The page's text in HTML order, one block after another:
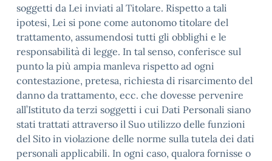
soggetti da Lei inviati al Titolare. Rispetto a tali
ipotesi, Lei si pone come autonomo titolare del
trattamento, assumendosi tutti gli obblighi e le
responsabilità di legge. In tal senso, conferisce sul
punto la più ampia manleva rispetto ad ogni
contestazione, pretesa, richiesta di risarcimento del
danno da trattamento, ecc. che dovesse pervenire
all’Istituto da terzi soggetti i cui Dati Personali siano
stati trattati attraverso il Suo utilizzo delle funzioni
del Sito in violazione delle norme sulla tutela dei dati
personali applicabili. In ogni caso, qualora fornisse o